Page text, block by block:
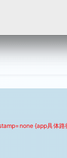
{app具体路